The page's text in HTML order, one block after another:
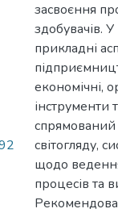
засвоєння
здобувачів.
прикладні
економічні,
інструменти
спрямований
світогляду,
щодо ведення
процесів та